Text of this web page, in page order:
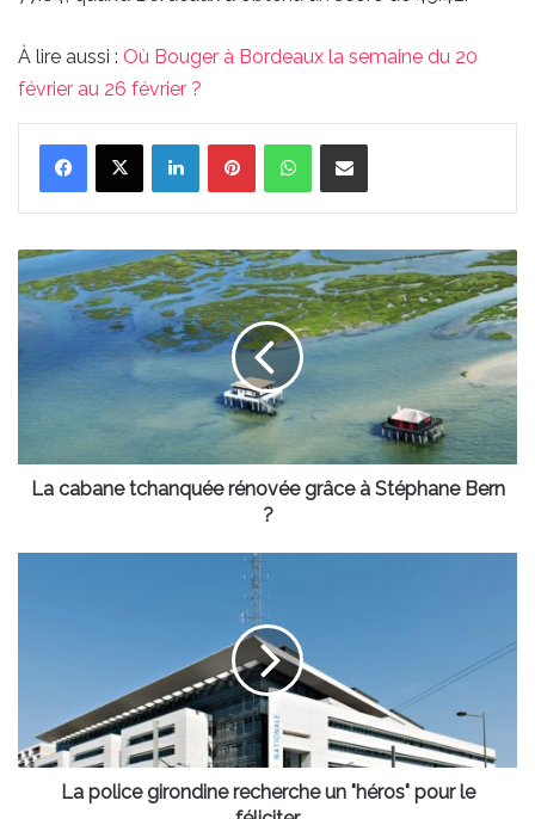
À lire aussi : Où Bouger à Bordeaux la semaine du 20
février au 26 février ?
LinkedinPinterestWhatsAppPartager par email
La
cabane
tchanquée
?
La cabane tchanquée rénovée grâce à Stéphane Bern
?
féliciter
La police girondine recherche un "héros" pour le